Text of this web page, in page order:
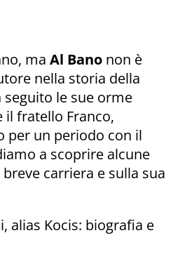
ma Al Bano non è
nella storia della
le sue orme
il fratello Franco,
per un periodo con il
a scoprire alcune
carriera e sulla sua
alias Kocis: biografia e